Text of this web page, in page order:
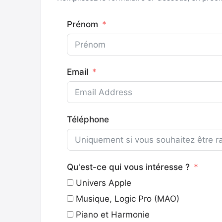
Prénom
Email
Téléphone
Qu'est-ce qui vous intéresse ?
Univers Apple
Musique, Logic Pro (MAO)
Piano et Harmonie